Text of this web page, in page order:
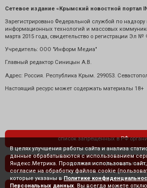
Сетевое издание «Крымский новостной портал
Зарегистрировано Федеральной службой по надзору
информационных технологий и массовых
марта 2015 года, свидетельство о регистрации Эл №
Учредитель: ООО "Информ Медиа"
Главный редактор Синицын А.В.
Адрес: Россия. Республика Крым. 299053.
Настоящий ресурс может содержать материалы 18+
список запрещенных в РФ
политика
В целях улучшения работы сайта и анализа
данные обрабатываются с использованием
Яндекс.Метрика. Продолжая использовать
согласие на обработку файлов cookie
которые указаны в Политике
Персональных данных . Вы всегда можете